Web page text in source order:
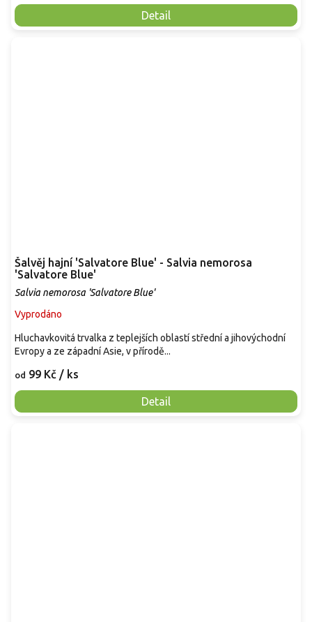
Detail
Šalvěj hajní 'Salvatore Blue' - Salvia nemorosa
'Salvatore Blue'
Salvia nemorosa 'Salvatore Blue'
Vyprodáno
od 99 Kč / ks
Detail
Hluchavkovitá trvalka z teplejších oblastí střední a jihovýchodní
Evropy a ze západní Asie, v přírodě...